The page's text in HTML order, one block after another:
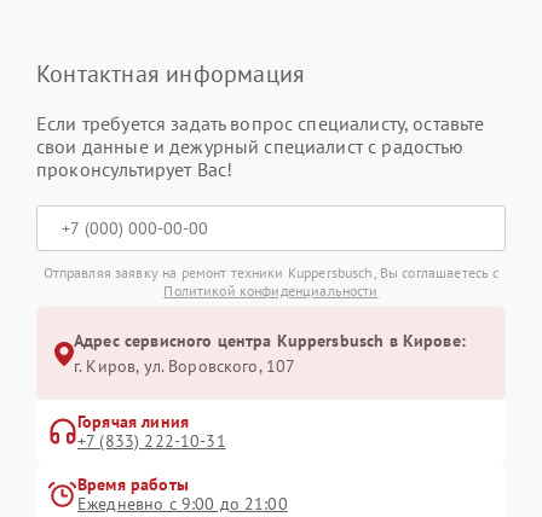
Контактная информация
Если требуется задать вопрос специалисту, оставьте
свои данные и дежурный специалист с радостью
проконсультирует Вас!
Отправляя заявку на ремонт техники Kuppersbusch, Вы соглашаетесь с
Политикой конфиденциальности
Адрес сервисного центра Kuppersbusch в Кирове:
г. Киров, ул. Воровского, 107
Горячая линия
+7 (833) 222-10-31
Время работы
Ежедневно с 9:00 до 21:00